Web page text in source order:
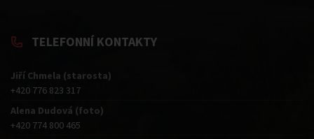
TELEFONNÍ KONTAKTY
Jiří Chmela (starosta)
+420 776 823 317
Alena Dudová (foto)
+420 774 800 465